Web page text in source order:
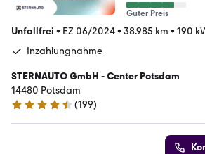
Guter Preis
Unfallfrei • EZ 06/2024• 38.985 km • 190
Inzahlungnahme
STERNAUTO GmbH - Center Potsdam
14480 Potsdam
4.5 Sterne
(199)